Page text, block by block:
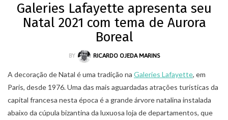
Galeries Lafayette apresenta seu
Natal 2021 com tema de Aurora
Boreal
BY RICARDO OJEDA MARINS
A decoração de Natal é uma tradição na Galeries Lafayette, em
Paris, desde 1976. Uma das mais aguardadas atrações turísticas da
capital francesa nesta época é a grande árvore natalina instalada
abaixo da cúpula bizantina da luxuosa loja de departamentos, que